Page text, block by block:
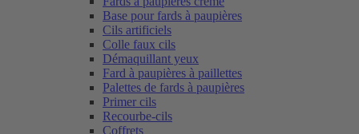
Base pour fards à paupières
Cils artificiels
Colle faux cils
Démaquillant yeux
Fard à paupières à paillettes
Palettes de fards à paupières
Primer cils
Recourbe-cils
Coffrets